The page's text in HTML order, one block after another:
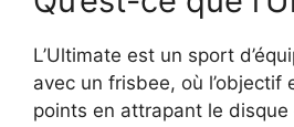
L’Ultimate est un sport
avec un frisbee, où l’objectif
points en attrapant le disque